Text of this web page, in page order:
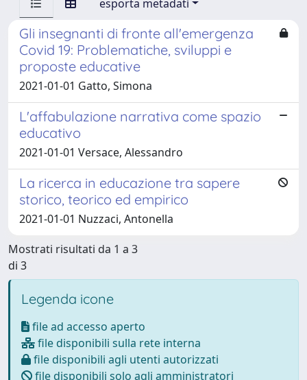
esporta metadati
Gli insegnanti di fronte all'emergenza
Covid 19: Problematiche, sviluppi e
proposte educative
2021-01-01 Gatto, Simona
L'affabulazione narrativa come spazio
educativo
2021-01-01 Versace, Alessandro
La ricerca in educazione tra sapere
storico, teorico ed empirico
2021-01-01 Nuzzaci, Antonella
Mostrati risultati da 1 a 3
di 3
Legenda icone
file ad accesso aperto
file disponibili sulla rete interna
file disponibili agli utenti autorizzati
file disponibili solo agli amministratori